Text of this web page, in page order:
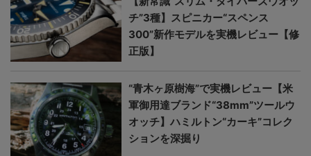
チ”3種】スピニカー“スペンス
300”新作モデルを実機レビュー【修
正版】
“青木ヶ原樹海”で実機レビュー【米
軍御用達ブランド“38mm”ツールウ
オッチ】ハミルトン“カーキ”コレク
ションを深掘り